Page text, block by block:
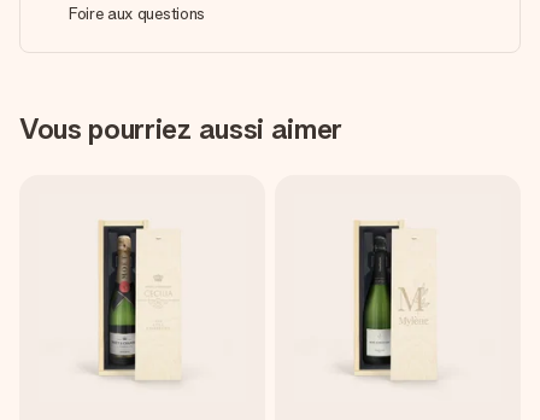
Foire aux questions
Vous pourriez aussi aimer